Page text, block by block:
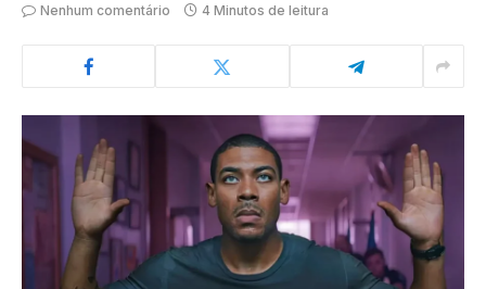
Nenhum comentário
4 Minutos de leitura